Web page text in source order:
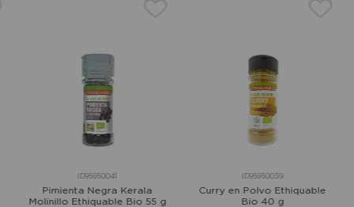
ID95950041
Pimienta Negra Kerala
Molinillo Ethiquable Bio 55 g
ID95950039
Curry en Polvo Ethiquable
Bio 40 g